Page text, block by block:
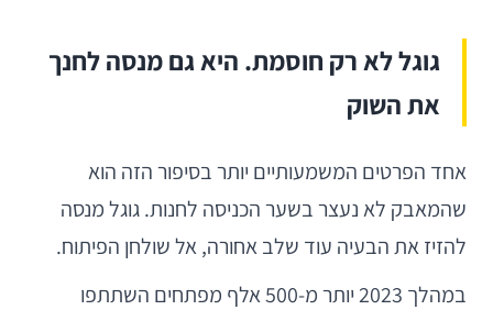
גוגל לא רק חוסמת. היא גם מנסה לחנך
את השוק
אחד הפרטים המשמעותיים יותר בסיפור הזה הוא
שהמאבק לא נעצר בשער הכניסה לחנות. גוגל מנסה
להזיז את הבעיה עוד שלב אחורה, אל שולחן הפיתוח.
במהלך 2023 יותר מ-500 אלף מפתחים השתתפו